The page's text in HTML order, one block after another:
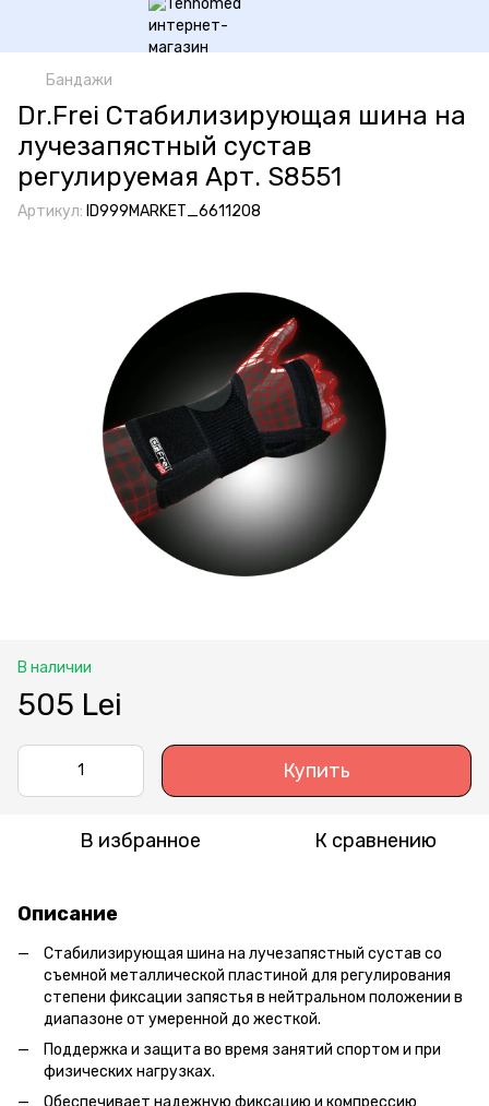
Бандажи
Dr.Frei Стабилизирующая шина на
лучезапястный сустав
регулируемая Арт. S8551
Артикул: ID999MARKET_6611208
В наличии
505 Lei
Купить
В избранное К сравнению
Описание
Стабилизирующая шина на лучезапястный сустав со
съемной металлической пластиной для регулирования
степени фиксации запястья в нейтральном положении в
диапазоне от умеренной до жесткой.
Поддержка и защита во время занятий спортом и при
физических нагрузках.